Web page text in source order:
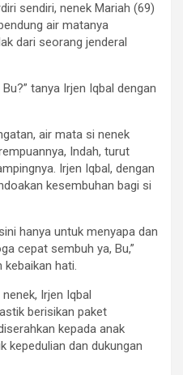
sendiri, nenek Mariah (69)
air matanya
dari seorang jenderal
tanya Irjen Iqbal dengan
air mata si nenek
Indah, turut
Irjen Iqbal, dengan
kesembuhan bagi si
hanya untuk menyapa dan
cepat sembuh ya, Bu,”
kebaikan hati.
Irjen Iqbal
berisikan paket
kepada anak
kepedulian dan dukungan